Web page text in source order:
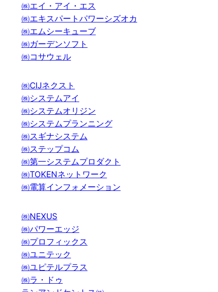
㈱エイ・アイ・エス
㈱エキスパートパワーシズオカ
㈱エムシーキューブ
㈱ガーデンソフト
㈱コサウェル
㈱CIJネクスト
㈱システムアイ
㈱システムオリジン
㈱システムプランニング
㈱スギナシステム
㈱ステップコム
㈱第一システムプロダクト
㈱TOKENネットワーク
㈱電算インフォメーション
㈱NEXUS
㈱パワーエッジ
㈱プロフィックス
㈱ユニテック
㈱ユピテルプラス
㈱ラ・ドゥ